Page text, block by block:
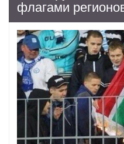
флагами